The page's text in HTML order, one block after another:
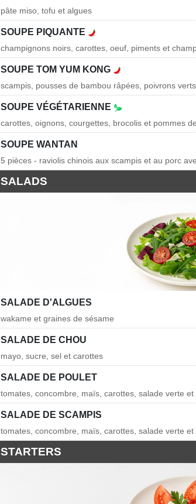
pâte miso, tofu et algues
SOUPE PIQUANTE
champignons noirs, carottes, oeuf, piments et
SOUPE TOM YUM KONG
scampis, pousses de bambou râpées, poivrons
SOUPE VÉGÉTARIENNE
carottes, oignons, courgettes, brocolis et pommes
SOUPE WANTAN
5 pièces - raviolis chinois aux scampis et au porc
SALADS
SALADE D'ALGUES
wakame et graines de sésame
SALADE DE CHOU
mayo, sucre, sel et carottes
SALADE DE POULET
tomates, concombre, maïs, carottes, salade verte et
SALADE DE SCAMPIS
tomates, concombre, maïs, carottes, salade verte et
STARTERS